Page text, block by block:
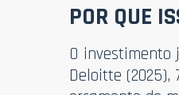
POR QUE
O investimento
Deloitte (2025),